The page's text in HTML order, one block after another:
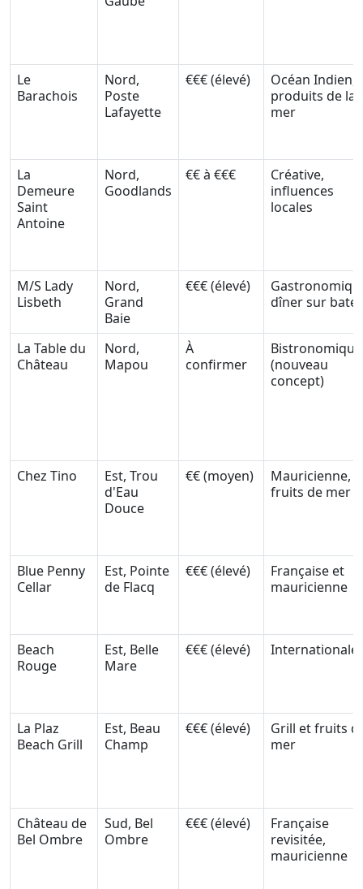
Le
Barachois
Nord,
Poste
Lafayette
€€€ (élevé)
Océan Indien,
produits de la
mer
La
Demeure
Saint
Antoine
Nord,
Goodlands
€€ à €€€
Créative,
influences
locales
M/S Lady
Lisbeth
Nord,
Grand
Baie
€€€ (élevé)
dîner sur
La Table du
Château
Nord,
Mapou
À
confirmer
Bistronomique
(nouveau
concept)
Chez Tino
Est, Trou
d'Eau
Douce
€€ (moyen)
Mauricienne,
fruits de mer
Blue Penny
Cellar
Est, Pointe
de Flacq
€€€ (élevé)
Française et
mauricienne
Beach
Rouge
Est, Belle
Mare
€€€ (élevé) Internationale
La Plaz
Beach Grill
Est, Beau
Champ
€€€ (élevé)
Grill et fruits
mer
Château de
Bel Ombre
Sud, Bel
Ombre
€€€ (élevé)
Française
revisitée,
mauricienne